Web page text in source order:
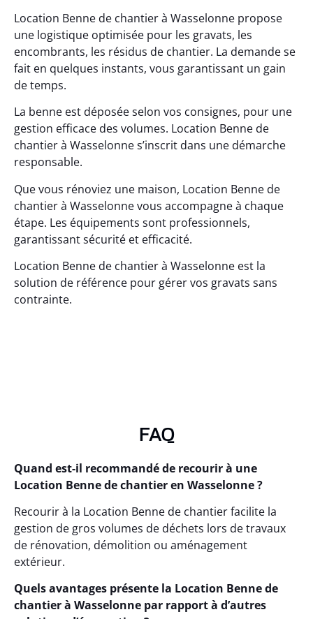
Location Benne de chantier à Wasselonne propose
une logistique optimisée pour les gravats, les
encombrants, les résidus de chantier. La demande se
fait en quelques instants, vous garantissant un gain
de temps.
La benne est déposée selon vos consignes, pour une
gestion efficace des volumes. Location Benne de
chantier à Wasselonne s’inscrit dans une démarche
responsable.
Que vous rénoviez une maison, Location Benne de
chantier à Wasselonne vous accompagne à chaque
étape. Les équipements sont professionnels,
garantissant sécurité et efficacité.
Location Benne de chantier à Wasselonne est la
solution de référence pour gérer vos gravats sans
contrainte.
FAQ
Quand est-il recommandé de recourir à une
Location Benne de chantier en Wasselonne ?
Recourir à la Location Benne de chantier facilite la
gestion de gros volumes de déchets lors de travaux
de rénovation, démolition ou aménagement
extérieur.
Quels avantages présente la Location Benne de
chantier à Wasselonne par rapport à d’autres